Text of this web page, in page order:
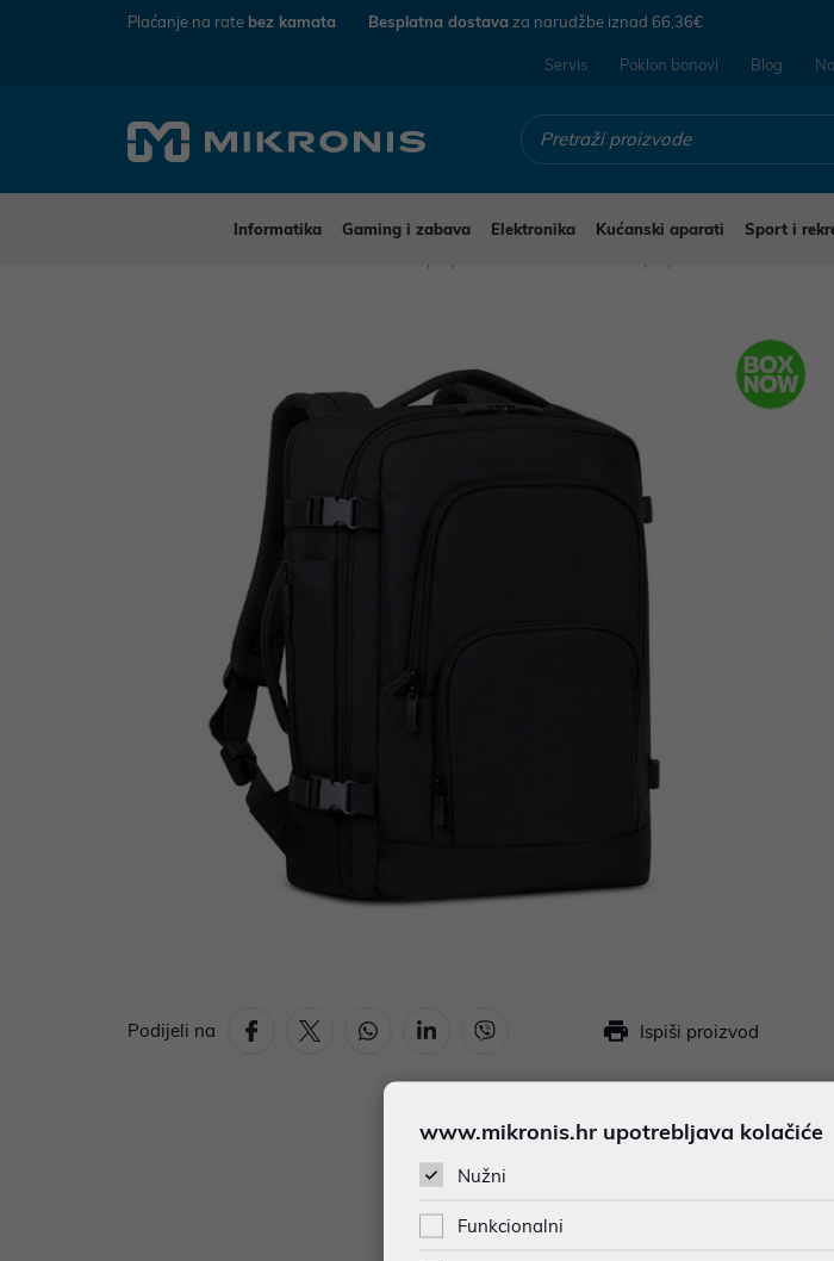
Plaćanje na rate bez kamata Besplatna dostava za narudžbe iznad 66,36€
Servis Poklon bonovi Blog
Informatika Gaming i zabava Elektronika Kućanski aparati Sport i
Podijeli na Ispiši proizvod
www.mikronis.hr upotrebljava kolačiće
Nužni
Funkcionalni